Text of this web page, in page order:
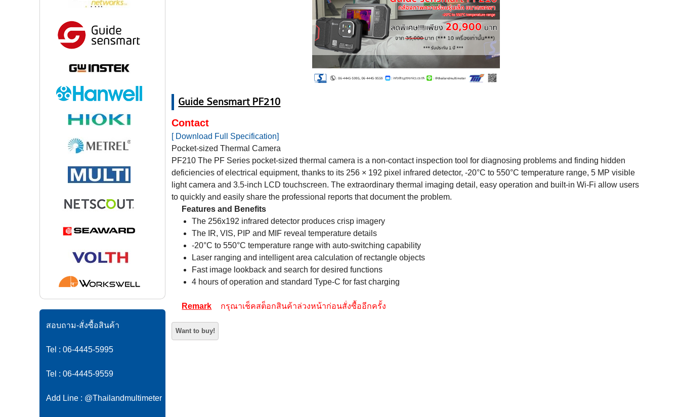
PF210 The PF Series pocket-sized thermal camera is a non-contact inspection tool for diagnosing problems and finding hidden
light camera and 3.5-inch LCD touchscreen. The extraordinary thermal imaging detail, easy operation and built-in Wi-Fi allow users
to quickly and easily share the professional reports that document the problem.
Features and Benefits
The 256x192 infrared detector produces crisp imagery
The IR, VIS, PIP and MIF reveal temperature details
-20°C to 550°C temperature range with auto-switching capability
Laser ranging and intelligent area calculation of rectangle objects
Fast image lookback and search for desired functions
4 hours of operation and standard Type-C for fast charging
Remark กรุณาเช็คสต็อกสินค้าล่วงหน้าก่อนสั่งซื้ออีกครั้ง